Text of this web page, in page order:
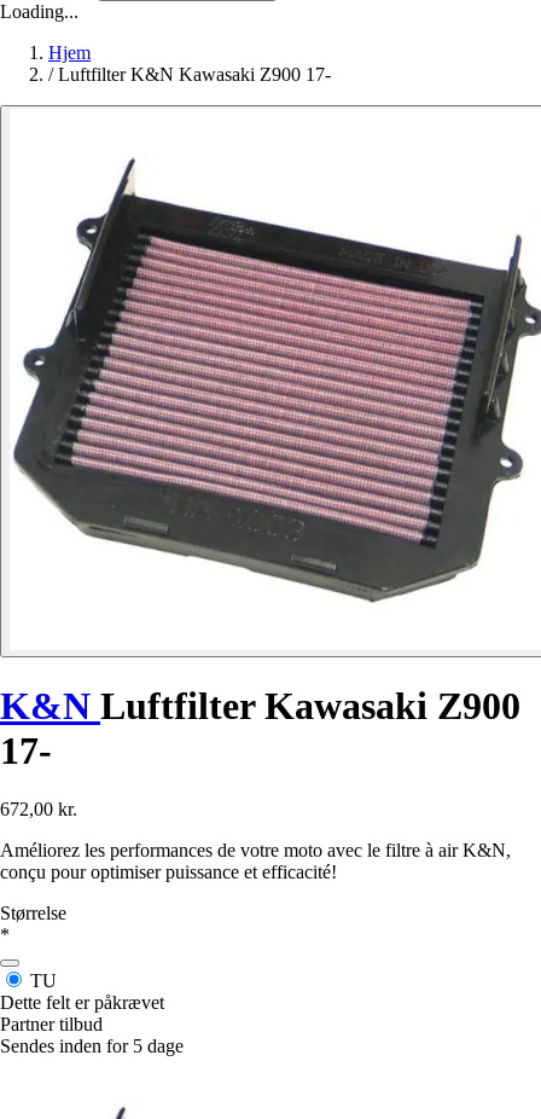
Loading...
Hjem
/ Luftfilter K&N Kawasaki Z900 17-
K&N Luftfilter Kawasaki Z900
17-
672,00 kr.
Améliorez les performances de votre moto avec le filtre à air K&N,
conçu pour optimiser puissance et efficacité!
Størrelse
*
TU
Dette felt er påkrævet
Partner tilbud
Sendes inden for 5 dage